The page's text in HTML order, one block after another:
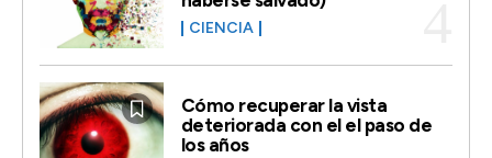
CIENCIA
Cómo recuperar la vista
deteriorada con el el paso de
los años